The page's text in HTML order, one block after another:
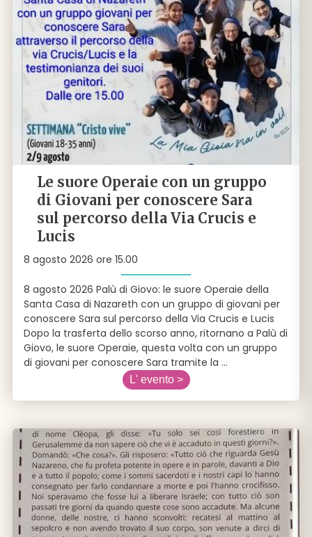
Le suore Operaie con un gruppo
di Giovani per conoscere Sara
sul percorso della Via Crucis e
Lucis
8 agosto 2026 ore 15.00
8 agosto 2026 Palù di Giovo: le suore Operaie della
Santa Casa di Nazareth con un gruppo di giovani per
conoscere Sara sul percorso della Via Crucis e Lucis
Dopo la trasferta dello scorso anno, ritornano a Palù di
Giovo, le suore Operaie, questa volta con un gruppo
di giovani per conoscere Sara tramite la ...
L' evento >